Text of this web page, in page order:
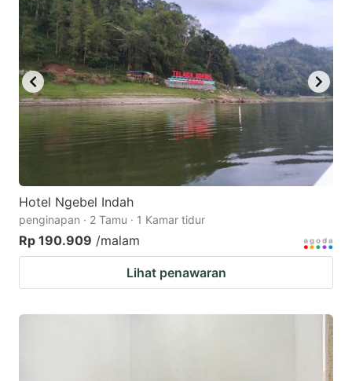
Hotel Ngebel Indah
penginapan · 2 Tamu · 1 Kamar tidur
Rp 190.909 /malam
Lihat penawaran